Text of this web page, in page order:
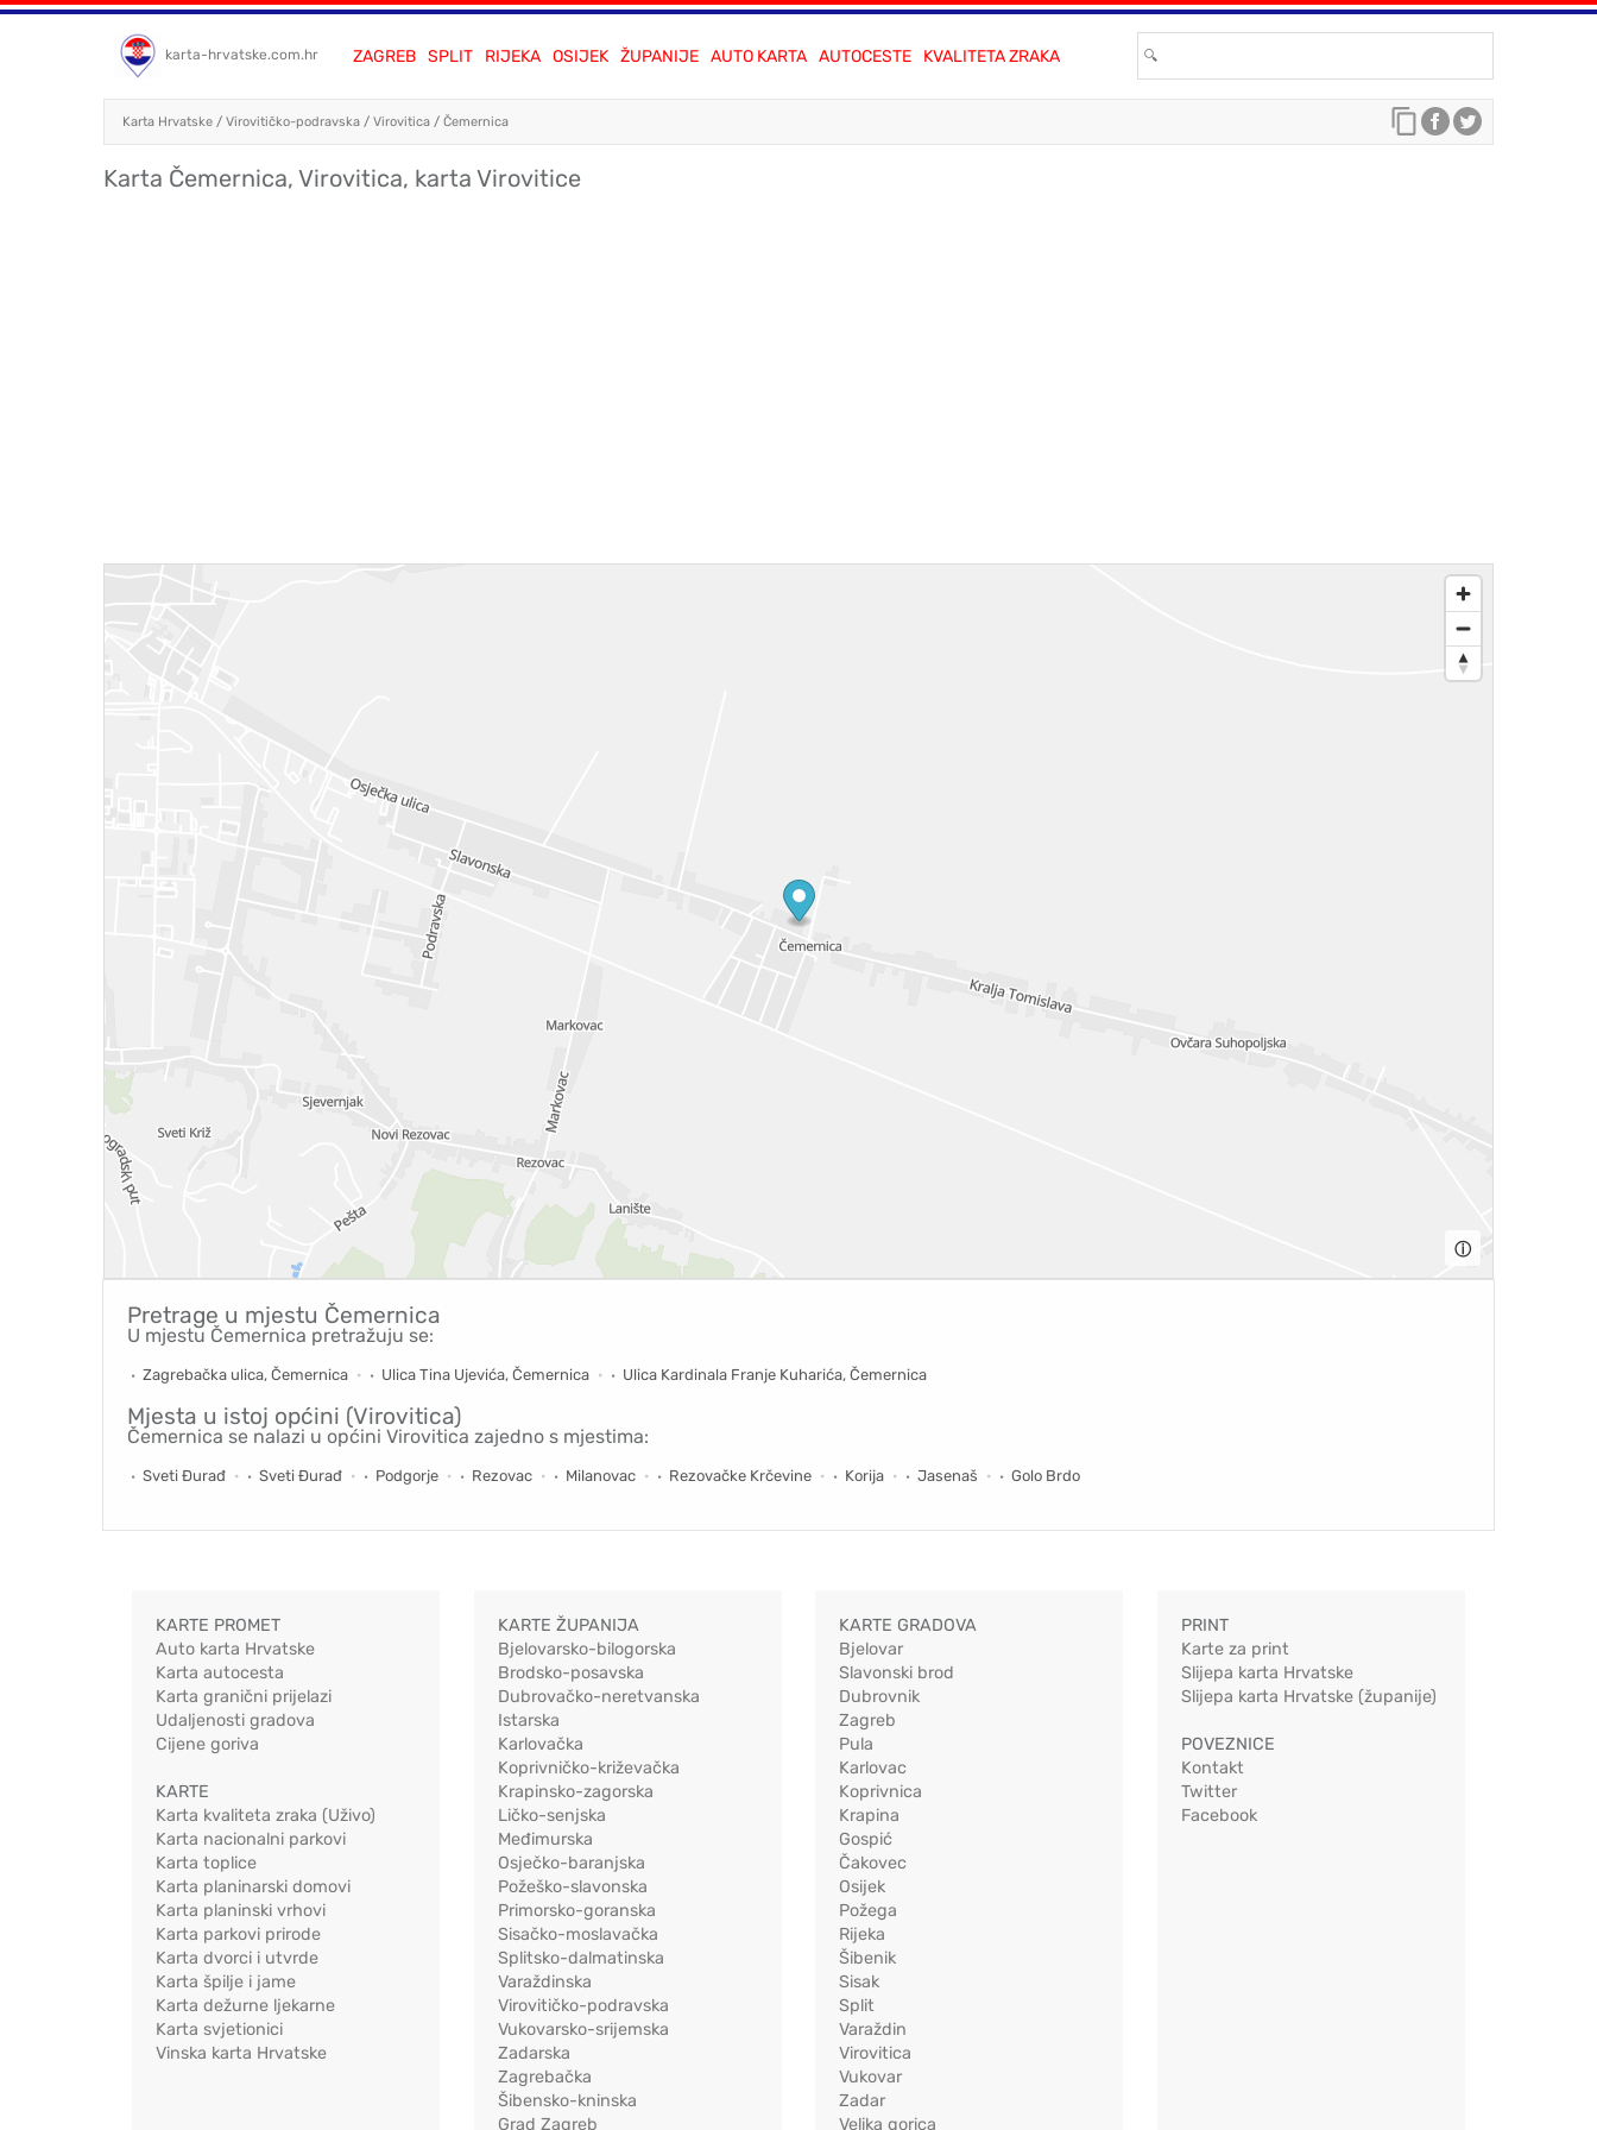
karta-hrvatske.com.hr ZAGREB SPLIT RIJEKA OSIJEK ŽUPANIJE AUTO KARTA AUTOCESTE KVALITETA ZRAKA
Karta Hrvatske / Virovitičko-podravska / Virovitica / Čemernica
Karta Čemernica, Virovitica, karta Virovitice
ⓘ
Pretrage u mjestu Čemernica
U mjestu Čemernica pretražuju se:
Zagrebačka ulica, Čemernica Ulica Tina Ujevića, Čemernica Ulica Kardinala Franje Kuharića, Čemernica
Mjesta u istoj općini (Virovitica)
Čemernica se nalazi u općini Virovitica zajedno s mjestima:
Sveti Đurađ Sveti Đurađ Podgorje Rezovac Milanovac Rezovačke Krčevine Korija Jasenaš Golo Brdo
KARTE PROMET
Auto karta Hrvatske
Karta autocesta
Karta granični prijelazi
Udaljenosti gradova
Cijene goriva
KARTE
Karta kvaliteta zraka (Uživo)
Karta nacionalni parkovi
Karta toplice
Karta planinarski domovi
Karta planinski vrhovi
Karta parkovi prirode
Karta dvorci i utvrde
Karta špilje i jame
Karta dežurne ljekarne
Karta svjetionici
Vinska karta Hrvatske
KARTE ŽUPANIJA
Bjelovarsko-bilogorska
Brodsko-posavska
Dubrovačko-neretvanska
Istarska
Karlovačka
Koprivničko-križevačka
Krapinsko-zagorska
Ličko-senjska
Međimurska
Osječko-baranjska
Požeško-slavonska
Primorsko-goranska
Sisačko-moslavačka
Splitsko-dalmatinska
Varaždinska
Virovitičko-podravska
Vukovarsko-srijemska
Zadarska
Zagrebačka
Šibensko-kninska
Grad Zagreb
KARTE GRADOVA
Bjelovar
Slavonski brod
Dubrovnik
Zagreb
Pula
Karlovac
Koprivnica
Krapina
Gospić
Čakovec
Osijek
Požega
Rijeka
Šibenik
Sisak
Split
Varaždin
Virovitica
Vukovar
Zadar
Velika gorica
PRINT
Karte za print
Slijepa karta Hrvatske
Slijepa karta Hrvatske (županije)
POVEZNICE
Kontakt
Twitter
Facebook